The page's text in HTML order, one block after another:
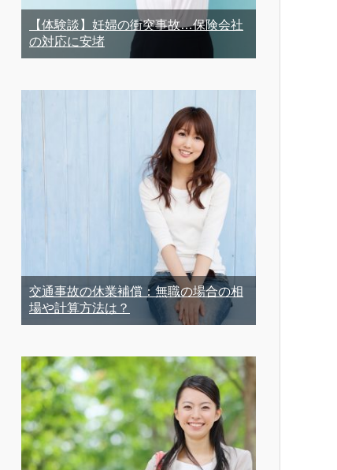
【体験談】妊婦の衝突事故…保険会社
の対応に安堵
交通事故の休業補償：無職の場合の相
場や計算方法は？